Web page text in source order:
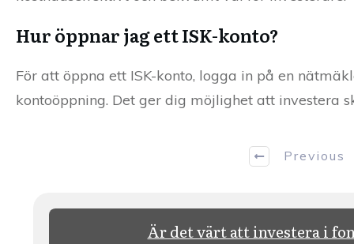
Hur öppnar jag ett ISK-konto?
För att öppna ett ISK-konto, logga in på en
kontoöppning. Det ger dig möjlighet att investera
Previous
Är det värt att investera i